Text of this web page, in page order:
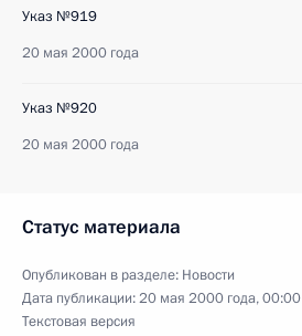
Указ №919
20 мая 2000 года
Указ №920
20 мая 2000 года
Статус материала
Опубликован в разделе: Новости
Дата публикации:20 мая 2000 года, 00:00
Текстовая версия